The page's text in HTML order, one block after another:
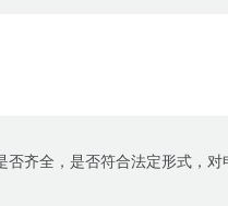
否齐全，是否符合法定形式，